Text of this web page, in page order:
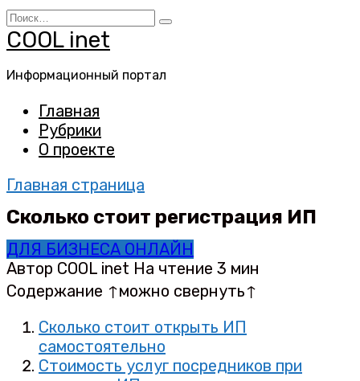
Перейти
к
содержанию
Search
for:
COOL inet
Информационный портал
Главная
Рубрики
О проекте
Главная страница
Сколько стоит регистрация ИП
ДЛЯ БИЗНЕСА ОНЛАЙН
Автор COOL inet На чтение 3 мин
Содержание ↑можно свернуть↑
Сколько стоит открыть ИП
самостоятельно
Стоимость услуг посредников при